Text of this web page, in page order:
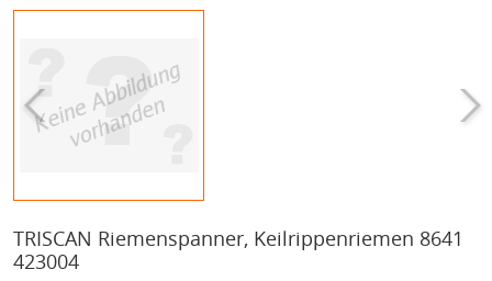
TRISCAN Riemenspanner, Keilrippenriemen 8641
423004